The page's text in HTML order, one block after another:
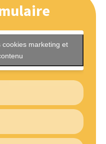
marketing et